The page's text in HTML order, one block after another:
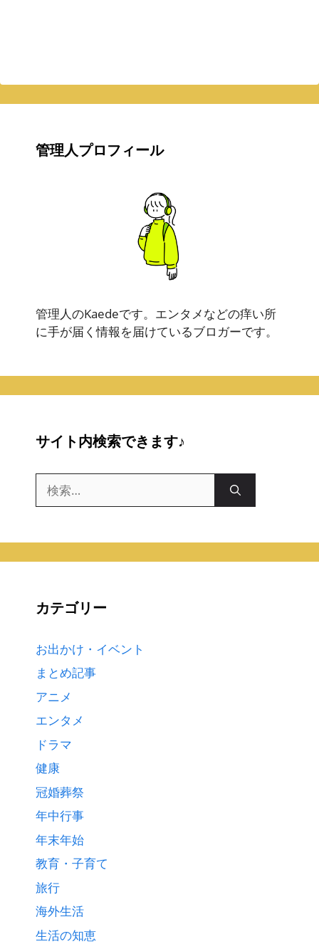
管理人プロフィール
管理人のKaedeです。エンタメなどの痒い所
に手が届く情報を届けているブロガーです。
サイト内検索できます♪
索:
カテゴリー
お出かけ・イベント
まとめ記事
アニメ
エンタメ
ドラマ
健康
冠婚葬祭
年中行事
年末年始
教育・子育て
旅行
海外生活
生活の知恵